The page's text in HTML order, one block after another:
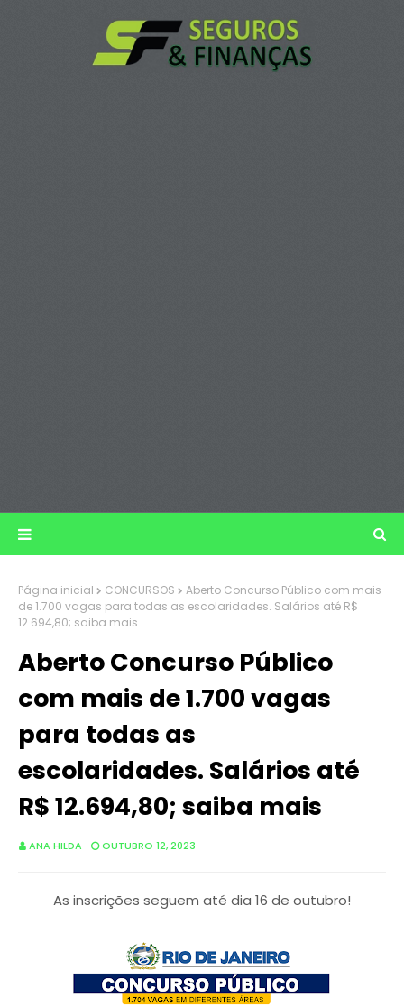
Página inicial CONCURSOS
Aberto Concurso Público com mais
de 1.700 vagas para todas as escolaridades. Salários até R$
12.694,80; saiba mais
Aberto Concurso Público
com mais de 1.700 vagas
para todas as
escolaridades. Salários até
R$ 12.694,80; saiba mais
ANA HILDA OUTUBRO 12, 2023
As inscrições seguem até dia 16 de outubro!